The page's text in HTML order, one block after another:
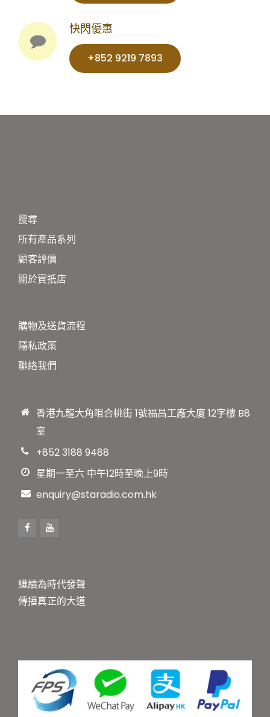
快閃優惠
+852 9219 7893‬‬‬‬‬
搜尋
所有產品系列
顧客評價
關於實扺店
購物及送貨流程
隱私政策
聯絡我們
香港九龍大角咀合桃街 1號福昌工廠大廈 12字樓 B8
室
+852 3188 9488
星期一至六 中午12時至晚上9時
enquiry@staradio.com.hk
繼續為時代發聲
傳播真正的大道